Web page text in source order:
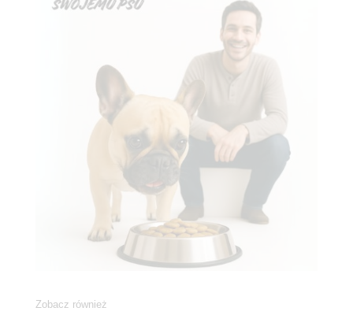
Zobacz również